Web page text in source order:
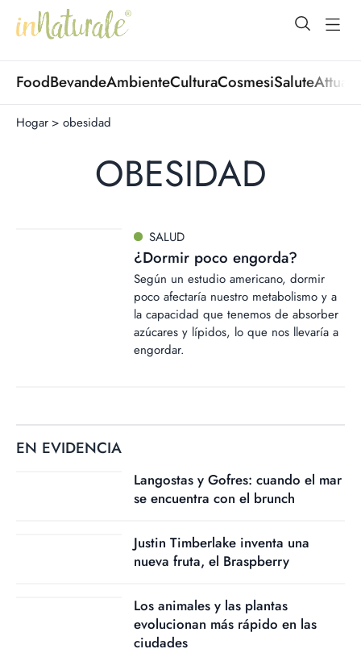
open
FoodBevandeAmbienteCulturaCosmesiSalute
Hogar > obesidad
OBESIDAD
SALUD
¿Dormir poco engorda?
Según un estudio americano, dormir
poco afectaría nuestro metabolismo y a
la capacidad que tenemos de absorber
azúcares y lípidos, lo que nos llevaría a
engordar.
EN EVIDENCIA
Langostas y Gofres: cuando el mar
se encuentra con el brunch
Justin Timberlake inventa una
nueva fruta, el Braspberry
Los animales y las plantas
evolucionan más rápido en las
ciudades